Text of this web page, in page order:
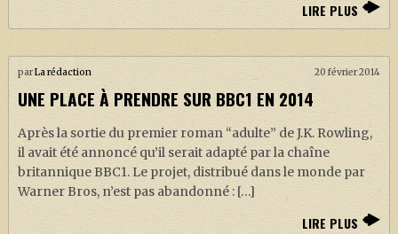
LIRE PLUS
parLa rédaction 20 février 2014
UNE PLACE À PRENDRE SUR BBC1 EN 2014
Après la sortie du premier roman “adulte” de J.K. Rowling,
il avait été annoncé qu’il serait adapté par la chaîne
britannique BBC1. Le projet, distribué dans le monde par
Warner Bros, n’est pas abandonné : […]
LIRE PLUS